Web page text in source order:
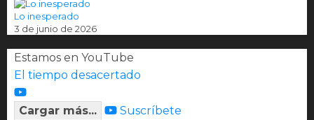
Lo inesperado
3 de junio de 2026
Estamos en YouTube
El tiempo desacertado
Cargar más... Suscríbete